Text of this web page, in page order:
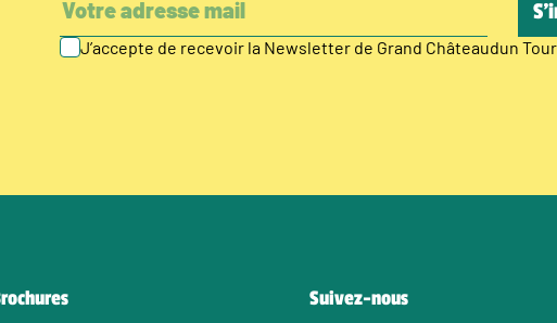
J’accepte de recevoir la Newsletter de Grand Châteaudun
Suivez-nous